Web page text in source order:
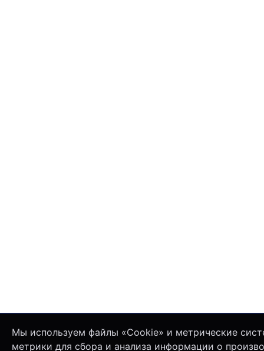
Мы используем файлы «Cookie» и метрические
метрики для сбора и анализа информации о